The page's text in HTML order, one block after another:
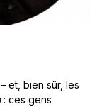
et, bien sûr, les
: ces gens